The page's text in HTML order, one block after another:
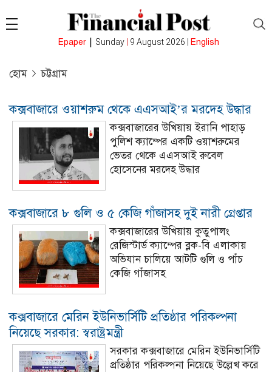
Epaper | Sunday 9 August 2026 | English
হোম চট্টগ্রাম
কক্সবাজারে ওয়াশরুম থেকে এএসআই’র মরদেহ উদ্ধার
কক্সবাজারের উখিয়ায় ইরানি পাহাড়
পুলিশ ক্যাম্পের একটি ওয়াশরুমের
ভেতর থেকে এএসআই রুবেল
হোসেনের মরদেহ উদ্ধার
কক্সবাজারে ৮ গুলি ও ৫ কেজি গাঁজাসহ দুই নারী গ্রেপ্তার
কক্সবাজারের উখিয়ায় কুতুপালং
রেজিস্টার্ড ক্যাম্পের ব্লক-বি এলাকায়
অভিযান চালিয়ে আটটি গুলি ও পাঁচ
কেজি গাঁজাসহ
কক্সবাজারে মেরিন ইউনিভার্সিটি প্রতিষ্ঠার পরিকল্পনা
নিয়েছে সরকার: স্বরাষ্ট্রমন্ত্রী
সরকার কক্সবাজারে মেরিন ইউনিভার্সিটি
প্রতিষ্ঠার পরিকল্পনা নিয়েছে উল্লেখ করে